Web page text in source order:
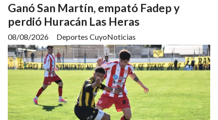
Ganó San Martín, empató Fadep y
perdió Huracán Las Heras
Deportes CuyoNoticias
08/08/2026